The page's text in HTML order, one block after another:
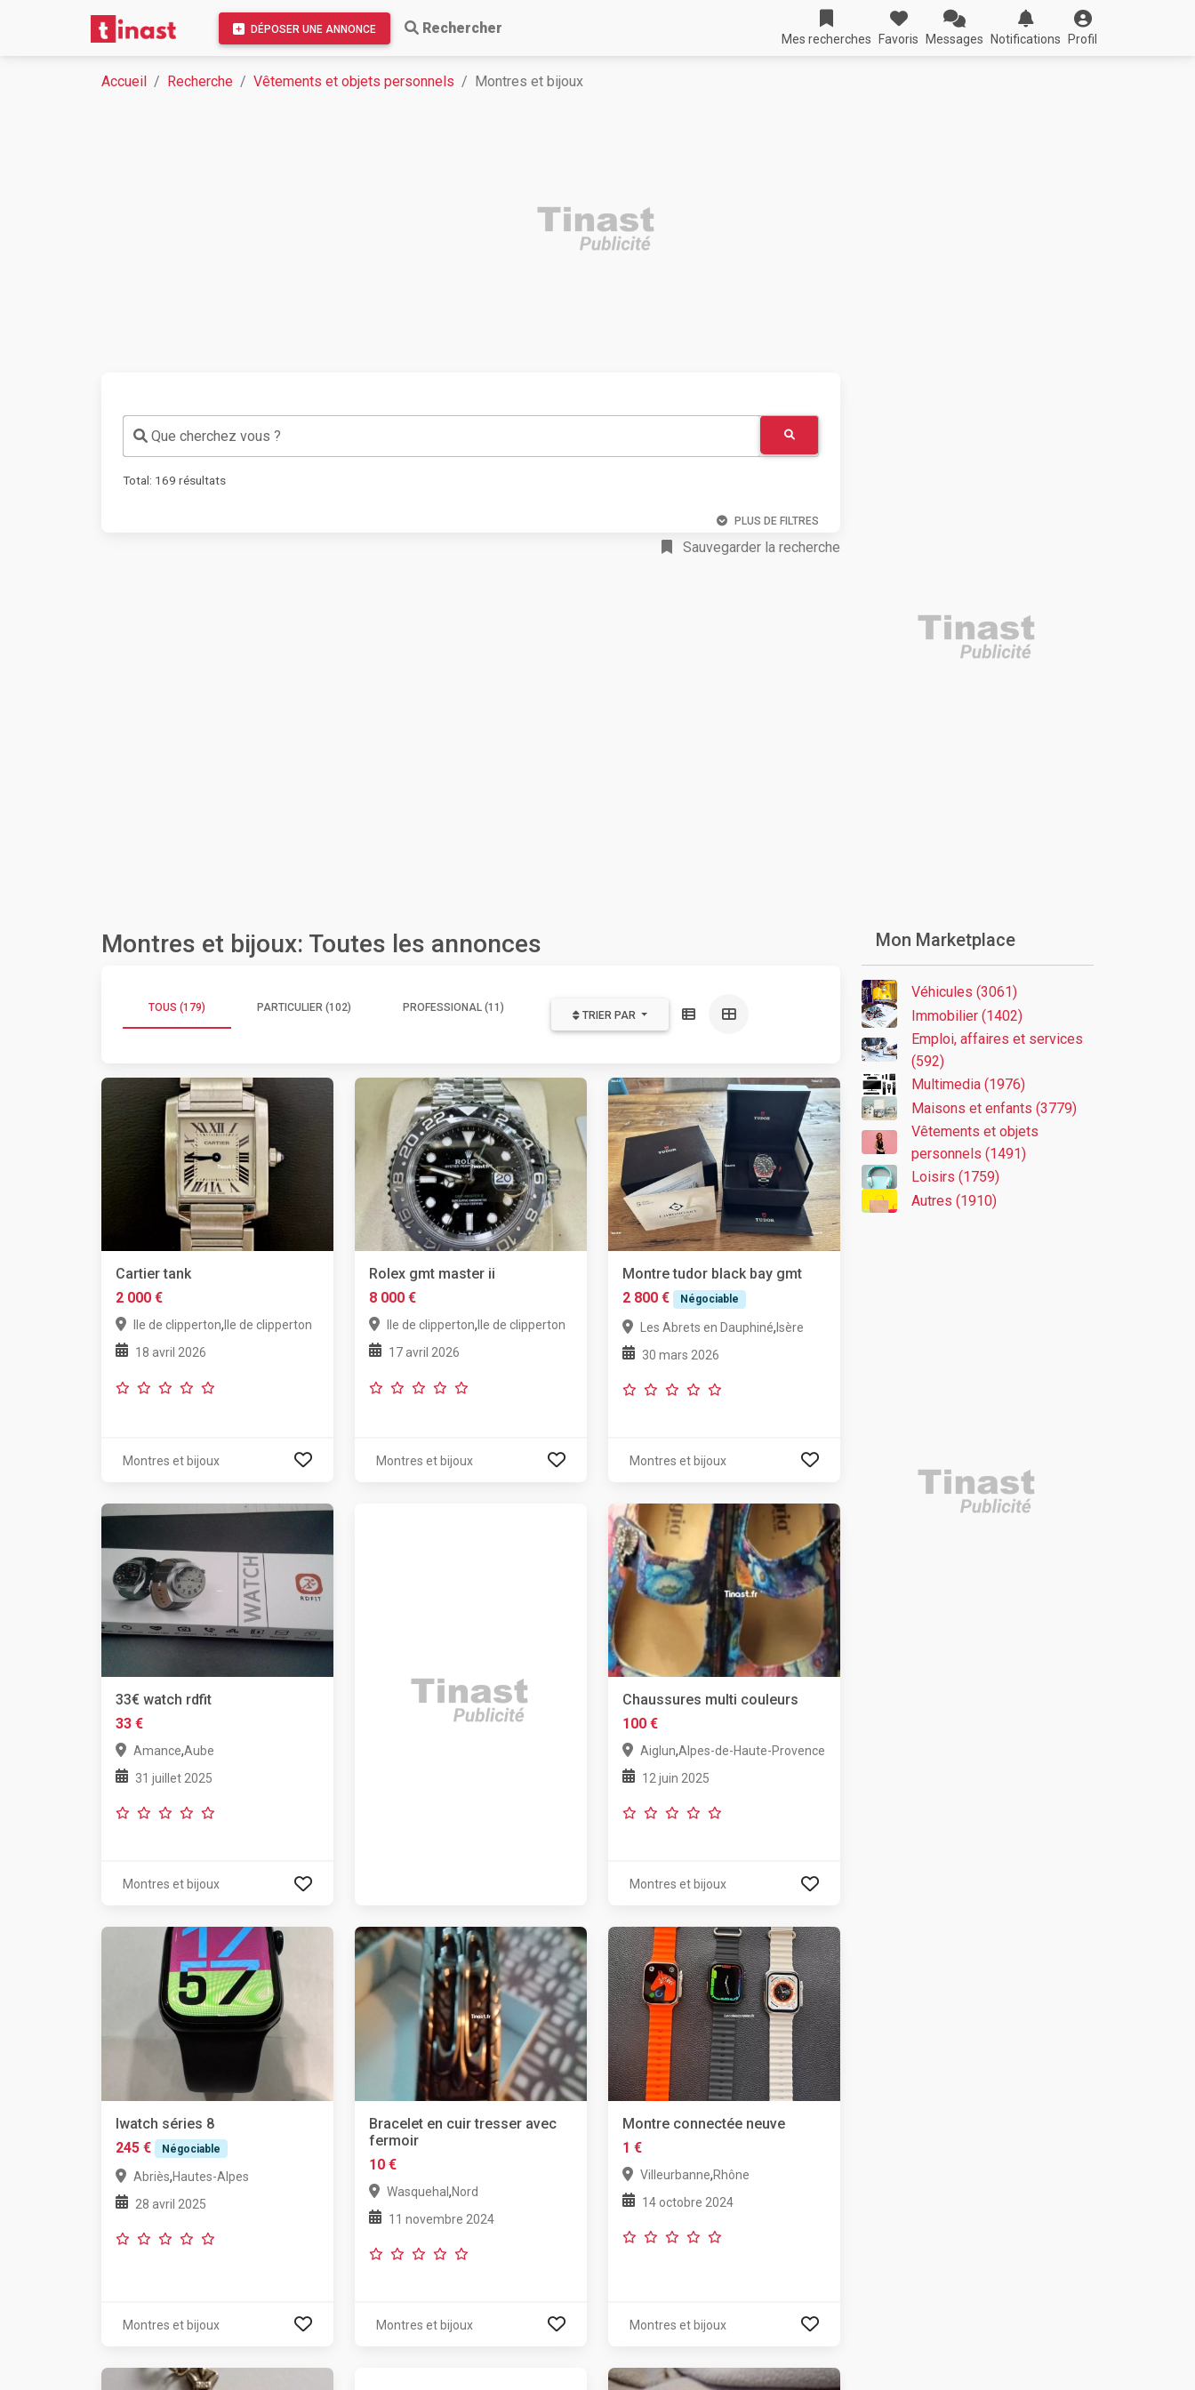
DÉPOSER UNE ANNONCE Rechercher
Mes recherches Favoris Messages Notifications Profil
Accueil Recherche Vêtements et objets personnels Montres et bijoux
Que cherchez vous ?
Total: 169 résultats
PLUS DE FILTRES
Sauvegarder la recherche
Montres et bijoux: Toutes les annonces
TOUS (179) PARTICULIER (102) PROFESSIONAL (11)
TRIER PAR
Cartier tank
2 000 €
Ile de clipperton, Ile de clipperton
18 avril 2026
Montres et bijoux
Rolex gmt master ii
8 000 €
Ile de clipperton,Ile de clipperton
17 avril 2026
Montres et bijoux
Montre tudor black bay gmt
2 800 €
Négociable
Les Abrets en Dauphiné,Isère
30 mars 2026
Montres et bijoux
33€ watch rdfit
33 €
Amance,Aube
31 juillet 2025
Montres et bijoux
Chaussures multi couleurs
100 €
Aiglun,Alpes-de-Haute-Provence
12 juin 2025
Montres et bijoux
Iwatch séries 8
245 €
Négociable
Abriès,Hautes-Alpes
28 avril 2025
Montres et bijoux
Bracelet en cuir tresser avec
fermoir
10 €
Wasquehal ,Nord
11 novembre 2024
Montres et bijoux
Montre connectée neuve
1 €
Villeurbanne,Rhône
14 octobre 2024
Montres et bijoux
Mon Marketplace
Véhicules (3061)
Immobilier (1402)
Emploi, affaires et services
(592)
Multimedia (1976)
Maisons et enfants (3779)
Vêtements et objets
personnels (1491)
Loisirs (1759)
Autres (1910)